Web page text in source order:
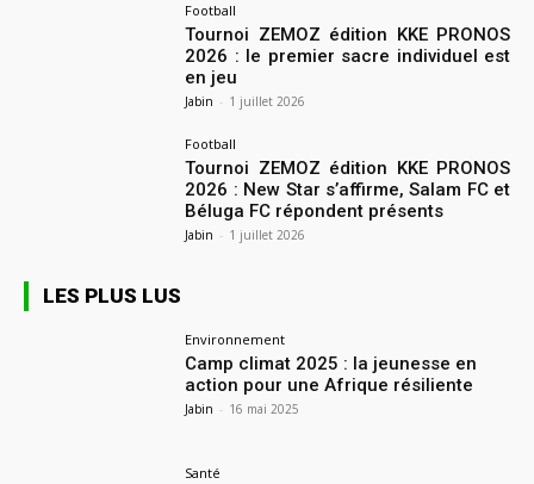
Football
Tournoi ZEMOZ édition KKE PRONOS
2026 : le premier sacre individuel est
en jeu
Jabin - 1 juillet 2026
Football
Tournoi ZEMOZ édition KKE PRONOS
2026 : New Star s’affirme, Salam FC et
Béluga FC répondent présents
Jabin - 1 juillet 2026
LES PLUS LUS
Environnement
Camp climat 2025 : la jeunesse en
action pour une Afrique résiliente
Jabin - 16 mai 2025
Santé